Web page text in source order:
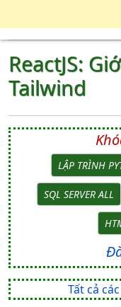
ReactJS:
Tailwind
LẬP TRÌNH
SQL SERVER ALL
Tất cả